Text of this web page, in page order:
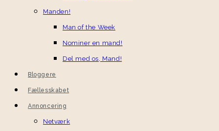
Manden!
Man of the Week
Nominer en mand!
Del med os, Mand!
Bloggere
Fællesskabet
Annoncering
Netværk